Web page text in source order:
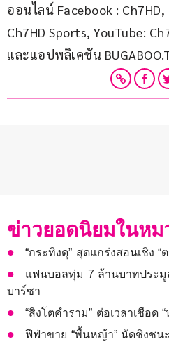
ออนไลน์ Facebook : Ch7HD,
Ch7HD Sports, YouTube:
และแอปพลิเคชัน
ข่าวยอดนิยมในหม
“กระทิงดุ” สุดแกร่งสอนเชิง
แฟนบอลทุ่ม 7 ล้านบาทประมู
บาร์ซา
“สิงโตคำราม” ต่อเวลาเชือด
ฟีฟ่าขาย “พื้นหญ้า” นัดชิงชน